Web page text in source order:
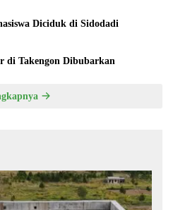
Diciduk di Sidodadi
di Takengon Dibubarkan